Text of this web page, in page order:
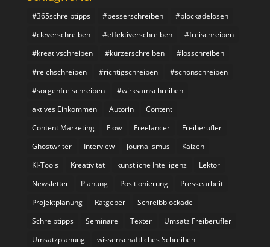
#365schreibtipps #besserschreiben
#blockadelösen
#cleverschreiben
#effektiverschreiben
#freischreiben
#kreativschreiben
#kürzerschreiben
#losschreiben
#reichschreiben
#richtigschreiben
#schönschreiben
#sorgenfreischreiben
#wirksamschreiben
aktives Einkommen
Autorin
Content
Content Marketing
Flow Freelancer
Freiberufler
Ghostwriter
Interview Journalismus
Kaizen
KI-Tools
Kreativität künstliche Intelligenz
Lektor
Newsletter
Planung Positionierung
Pressearbeit
Projektplanung
Ratgeber
Schreibblockade
Schreibtipps
Seminare Texter
Umsatz Freiberufler
Umsatzplanung
wissenschaftliches Schreiben